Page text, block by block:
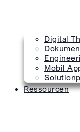
Digital
Mobil
Ressourcen